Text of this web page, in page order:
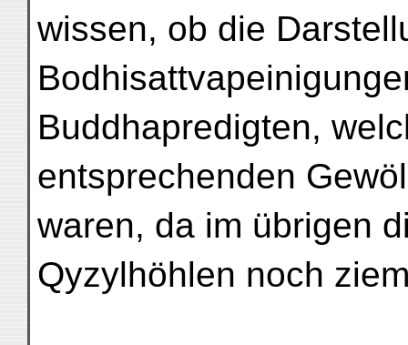
wissen, ob die
Buddhapredigten,
entsprechenden
waren, da im übrigen
Qyzylhöhlen noch